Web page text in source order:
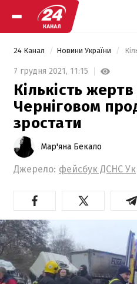
24 Канал Новини України
7 грудня 2021, 11:15
Кількість
Черніговом
зростати
Мар'яна Бекало
Джерело: фейсбук ДСНС